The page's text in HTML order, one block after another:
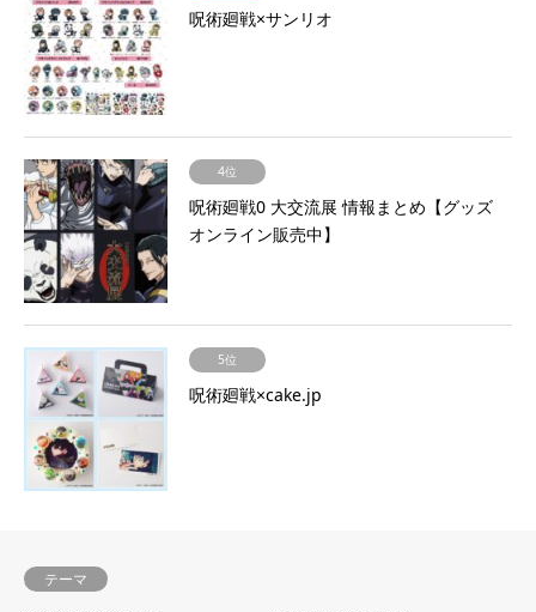
呪術廻戦×サンリオ
4位
呪術廻戦0 大交流展 情報まとめ【グッズ
オンライン販売中】
5位
呪術廻戦×cake.jp
テーマ